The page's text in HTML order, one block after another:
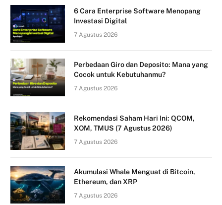
6 Cara Enterprise Software Menopang
Investasi Digital
7 Agustus 2026
Perbedaan Giro dan Deposito: Mana yang
Cocok untuk Kebutuhanmu?
7 Agustus 2026
Rekomendasi Saham Hari Ini: QCOM,
XOM, TMUS (7 Agustus 2026)
7 Agustus 2026
Akumulasi Whale Menguat di Bitcoin,
Ethereum, dan XRP
7 Agustus 2026